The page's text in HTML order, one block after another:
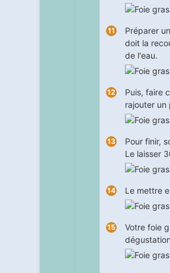
Préparer
doit la
de l'eau.
Puis, faire
rajouter un
Pour finir,
Le laisser
Le mettre
Votre foie